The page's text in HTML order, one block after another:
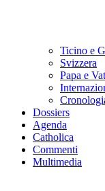
Ticino e
Svizzera
Papa e
Dossiers
Agenda
Catholica
Commenti
Multimedia